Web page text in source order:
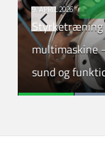
9. APRIL 2026
Styrketræning
multimaskine
sund og